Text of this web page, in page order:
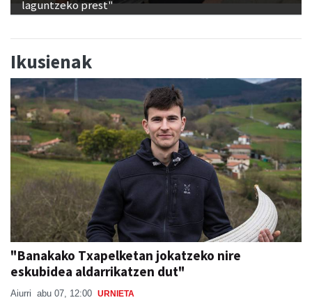
laguntzeko prest"
Ikusienak
"Banakako Txapelketan jokatzeko nire
eskubidea aldarrikatzen dut"
Aiurri abu 07, 12:00 URNIETA